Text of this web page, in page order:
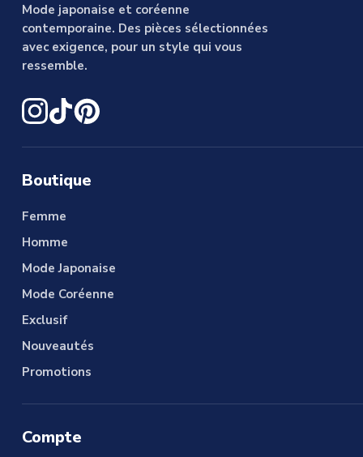
Mode japonaise et coréenne
contemporaine. Des pièces sélectionnées
avec exigence, pour un style qui vous
ressemble.
Boutique
Femme
Homme
Mode Japonaise
Mode Coréenne
Exclusif
Nouveautés
Promotions
Compte